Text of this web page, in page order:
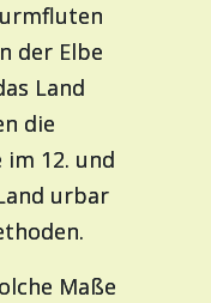
der Elbe
Land
die
im 12. und
urbar
Maße